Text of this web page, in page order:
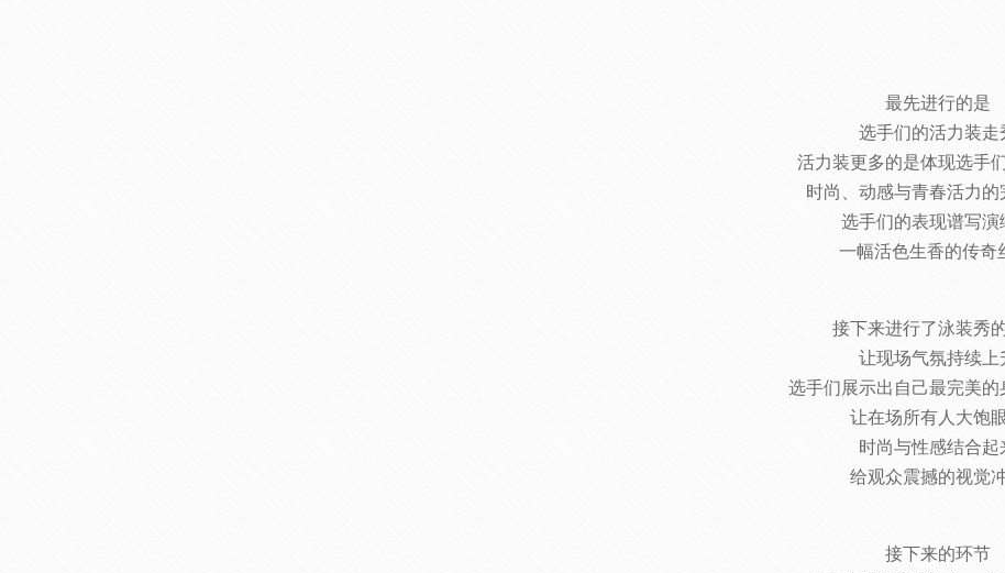
最先进行的是
选手们的活力装走
活力装更多的是体现选手
时尚、动感与青春活力的
选手们的表现谱写演
一幅活色生香的传奇
接下来进行了泳装秀
让现场气氛持续上
选手们展示出自己最完美的
让在场所有人大饱
时尚与性感结合起
给观众震撼的视觉
接下来的环节